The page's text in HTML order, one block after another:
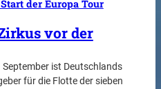
der Europa Tour
vor der
ist Deutschlands
für die Flotte der sieben